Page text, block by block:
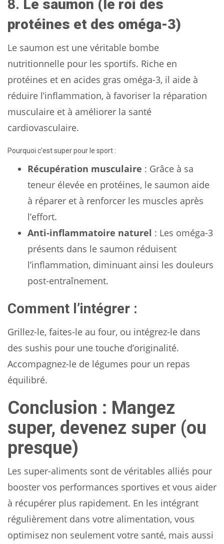
8. Le saumon (le roi des
protéines et des oméga-3)
Le saumon est une véritable bombe
nutritionnelle pour les sportifs. Riche en
protéines et en acides gras oméga-3, il aide à
réduire l’inflammation, à favoriser la réparation
musculaire et à améliorer la santé
cardiovasculaire.
Pourquoi c’est super pour le sport :
Récupération musculaire : Grâce à sa
teneur élevée en protéines, le saumon aide
à réparer et à renforcer les muscles après
l’effort.
Anti-inflammatoire naturel : Les oméga-3
présents dans le saumon réduisent
l’inflammation, diminuant ainsi les douleurs
post-entraînement.
Comment l’intégrer :
Grillez-le, faites-le au four, ou intégrez-le dans
des sushis pour une touche d’originalité.
Accompagnez-le de légumes pour un repas
équilibré.
Conclusion : Mangez
super, devenez super (ou
presque)
Les super-aliments sont de véritables alliés pour
booster vos performances sportives et vous aider
à récupérer plus rapidement. En les intégrant
régulièrement dans votre alimentation, vous
optimisez non seulement votre santé, mais aussi